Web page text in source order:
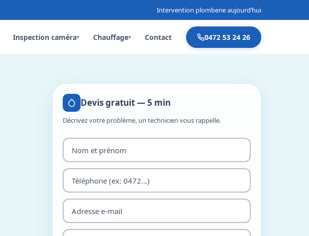
Intervention plomberie aujourd’hui
Inspection caméra▾ Chauffage▾ Contact 0472 53 24 26
Devis gratuit — 5 min
Décrivez votre problème, un technicien vous rappelle.